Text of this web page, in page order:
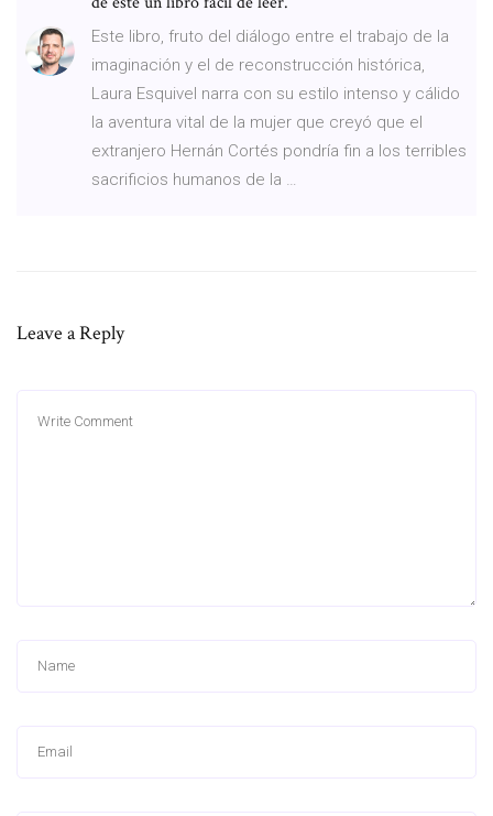
Este libro, fruto del diálogo entre el trabajo de la
imaginación y el de reconstrucción histórica,
Laura Esquivel narra con su estilo intenso y cálido
la aventura vital de la mujer que creyó que el
extranjero Hernán Cortés pondría fin a los terribles
sacrificios humanos de la …
Leave a Reply